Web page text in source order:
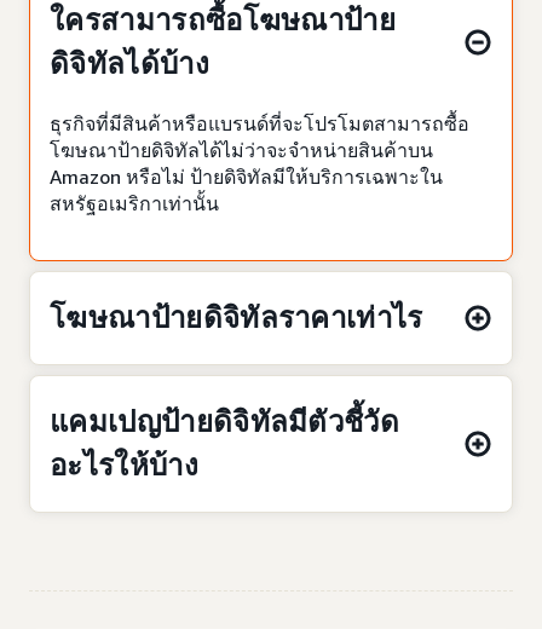
ใครสามารถซื้อโฆษณาป้าย
ดิจิทัลได้บ้าง
ธุรกิจที่มีสินค้าหรือแบรนด์ที่จะโปรโมตสามารถซื้อ
โฆษณาป้ายดิจิทัลได้ไม่ว่าจะจำหน่ายสินค้าบน
Amazon หรือไม่ ป้ายดิจิทัลมีให้บริการเฉพาะใน
สหรัฐอเมริกาเท่านั้น
โฆษณาป้ายดิจิทัลราคาเท่าไร
แคมเปญป้ายดิจิทัลมีตัวชี้วัด
อะไรให้บ้าง